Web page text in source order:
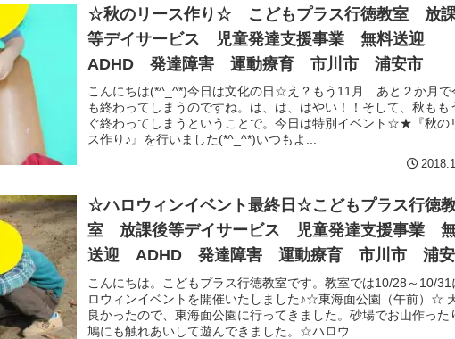
☆秋のリース作り☆ こどもプラス行徳教室 放
等デイサービス 児童発達支援事業 無料送迎
ADHD 発達障害 運動療育 市川市 浦安市
こんにちは(*^_^*)今日は文化の日☆え？もう11月…あと２か月で
も終わってしまうのですね。は、は、はやい！！そして、秋もも
ぐ終わってしまうということで。今日は特別イベント☆★『秋の
ス作り♪』を行いました(*^_^*)いつもよ...
☆ハロウィンイベント最終日☆こどもプラス行徳
室 放課後等デイサービス 児童発達支援事業
送迎 ADHD 発達障害 運動療育 市川市 浦
こんにちは。こどもプラス行徳教室です。教室では10/28～10/31
ロウィンイベントを開催いたしました♪☆東海面公園（午前）☆
良かったので、東海面公園に行ってきました。砂場でお山作った
鳩にも触れあいして遊んできました。☆ハロウ...